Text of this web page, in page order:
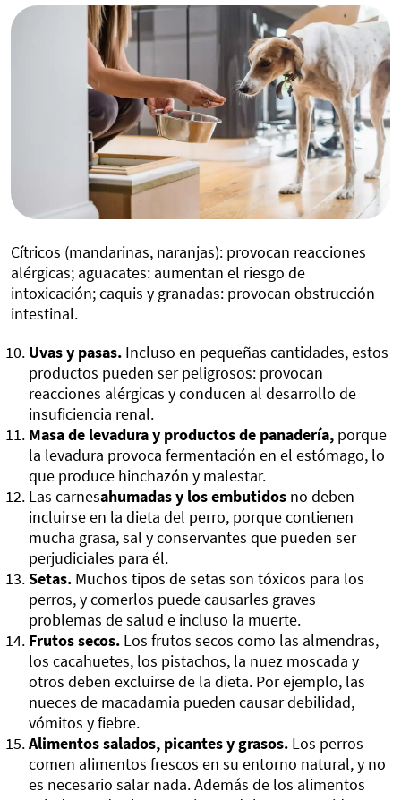
Cítricos (mandarinas, naranjas): provocan reacciones
alérgicas; aguacates: aumentan el riesgo de
intoxicación; caquis y granadas: provocan obstrucción
intestinal.
Uvas y pasas. Incluso en pequeñas cantidades, estos
productos pueden ser peligrosos: provocan
reacciones alérgicas y conducen al desarrollo de
insuficiencia renal.
Masa de levadura y productos de panadería, porque
la levadura provoca fermentación en el estómago, lo
que produce hinchazón y malestar.
Las carnesahumadas y los embutidos no deben
incluirse en la dieta del perro, porque contienen
mucha grasa, sal y conservantes que pueden ser
perjudiciales para él.
Setas. Muchos tipos de setas son tóxicos para los
perros, y comerlos puede causarles graves
problemas de salud e incluso la muerte.
Frutos secos. Los frutos secos como las almendras,
los cacahuetes, los pistachos, la nuez moscada y
otros deben excluirse de la dieta. Por ejemplo, las
nueces de macadamia pueden causar debilidad,
vómitos y fiebre.
Alimentos salados, picantes y grasos. Los perros
comen alimentos frescos en su entorno natural, y no
es necesario salar nada. Además de los alimentos